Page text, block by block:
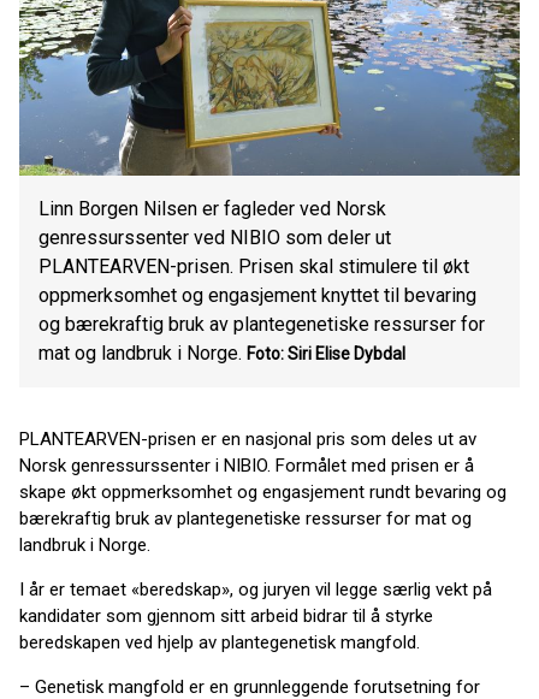
Linn Borgen Nilsen er fagleder ved Norsk
genressurssenter ved NIBIO som deler ut
PLANTEARVEN-prisen. Prisen skal stimulere til økt
oppmerksomhet og engasjement knyttet til bevaring
og bærekraftig bruk av plantegenetiske ressurser for
mat og landbruk i Norge. Foto: Siri Elise Dybdal
PLANTEARVEN-prisen er en nasjonal pris som deles ut av
Norsk genressurssenter i NIBIO. Formålet med prisen er å
skape økt oppmerksomhet og engasjement rundt bevaring og
bærekraftig bruk av plantegenetiske ressurser for mat og
landbruk i Norge.
I år er temaet «beredskap», og juryen vil legge særlig vekt på
kandidater som gjennom sitt arbeid bidrar til å styrke
beredskapen ved hjelp av plantegenetisk mangfold.
– Genetisk mangfold er en grunnleggende forutsetning for